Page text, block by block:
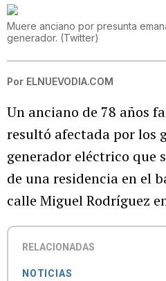
Muere anciano por presunta
generador. (Twitter)
Por ELNUEVODIA.COM
Un anciano de 78 años
resultó afectada por los
generador eléctrico que
de una residencia en el
calle Miguel Rodríguez
RELACIONADAS
NOTICIAS